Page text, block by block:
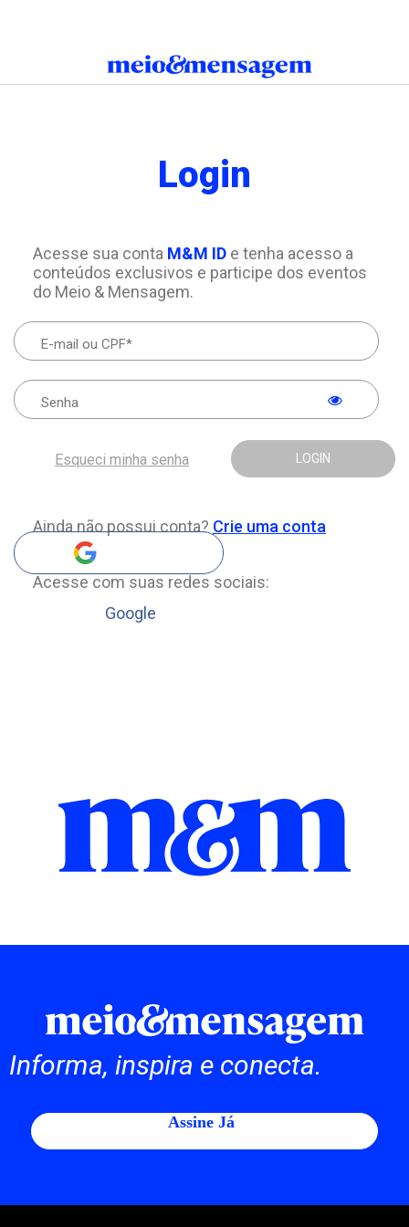
Login
Acesse sua conta M&M IDe tenha acesso a
conteúdos exclusivos e participe dos eventos
do Meio & Mensagem.
LOGIN
Esqueci minha senha
Ainda não possui conta? Crie uma conta
Acesse com suas redes sociais:
Google
Informa, inspira e conecta.
Assine Já